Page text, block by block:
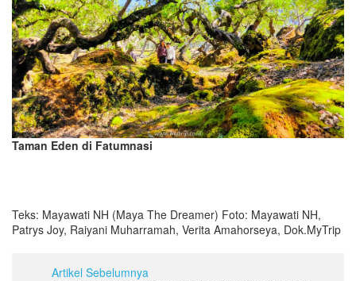
Taman Eden di Fatumnasi
Teks: Mayawati NH (Maya The Dreamer) Foto: Mayawati NH,
Patrys Joy, Raiyani Muharramah, Verita Amahorseya, Dok.MyTrip
Artikel Sebelumnya